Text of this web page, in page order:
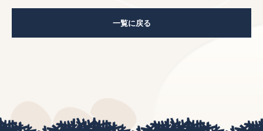
一覧に戻る